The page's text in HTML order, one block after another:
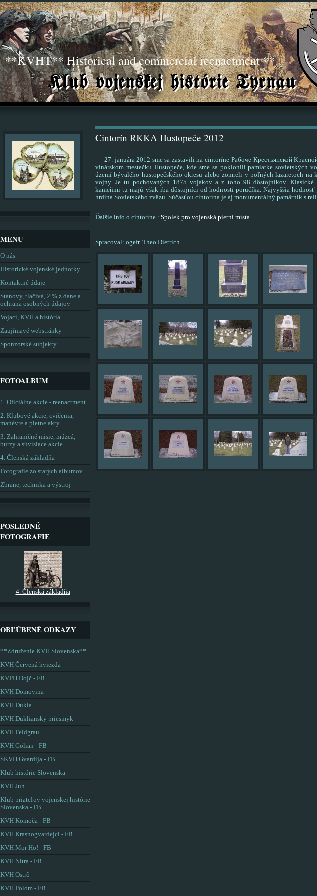
**KVHT** Historical and commercial reenactment **
Cintorín RKKA Hustopeče 2012
27. januára 2012 sme sa zastavili na cintoríne Рабоче-Крестьянской
vinárskom mestečku Hustopeče, kde sme sa poklonili pamiatke sovietských
území bývalého hustopečského okresu alebo zomreli v poľných lazaretoch na
vojny. Je tu pochovaných 1875 vojakov a z toho 98 dôstojníkov. Klasické
kameňmi tu majú však iba dôstojníci od hodnosti poručíka. Najvyššia
hrdina Sovietského zväzu. Súčasťou cintorína je aj monumentálný pamätník s
Ďalšie info o cintoríne : Spolek pro vojenská pietní místa
Spracoval: ogefr. Theo Dietrich
MENU
O nás
Historické vojenské jednotky
Kontaktné údaje
Stanovy, tlačivá, 2 % z dane a
ochrana osobných údajov
Vojaci, KVH a história
Zaujímavé webstránky
Sponzorské subjekty
FOTOALBUM
1. Oficiálne akcie - reenactment
2. Klubové akcie, cvičenia,
manévre a pietne akty
3. Zahraničné misie, múzeá,
burzy a súvisiace akcie
4. Členská základňa
Fotografie zo starých albumov
Zbrane, technika a výstroj
POSLEDNÉ
FOTOGRAFIE
4. Členská základňa
OBĽÚBENÉ ODKAZY
**Združenie KVH Slovenska**
KVH Červená hviezda
KVPH Dojč - FB
KVH Domovina
KVH Dukla
KVH Dukliansky priesmyk
KVH Feldgrau
KVH Golian - FB
SKVH Gvardija - FB
Klub histórie Slovenska
KVH Juh
Klub priateľov vojenskej histórie
Slovenska - FB
KVH Komoča - FB
KVH Krasnogvardejci - FB
KVH Mor Ho! - FB
KVH Nitra - FB
KVH Ostrô
KVH Polom - FB